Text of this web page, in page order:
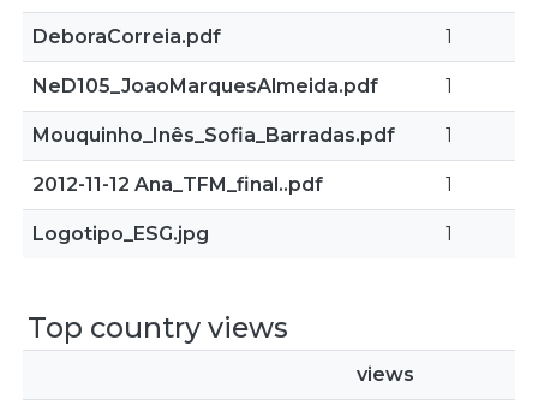
DeboraCorreia.pdf 1
NeD105_JoaoMarquesAlmeida.pdf 1
Mouquinho_Inês_Sofia_Barradas.pdf 1
2012-11-12 Ana_TFM_final..pdf 1
Logotipo_ESG.jpg 1
Top country views
views